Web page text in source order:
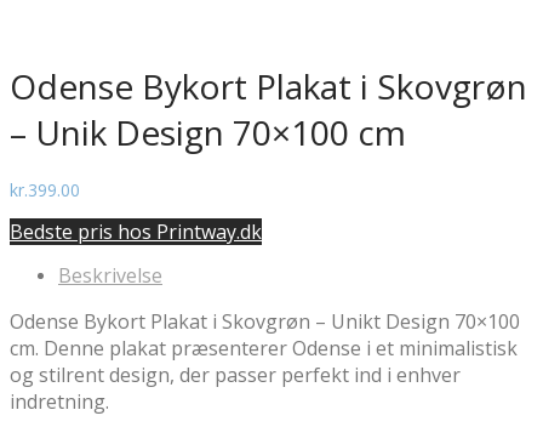
Odense Bykort Plakat i Skovgrøn
– Unik Design 70×100 cm
kr.399.00
Bedste pris hos Printway.dk
Beskrivelse
Odense Bykort Plakat i Skovgrøn – Unikt Design 70×100
cm. Denne plakat præsenterer Odense i et minimalistisk
og stilrent design, der passer perfekt ind i enhver
indretning.